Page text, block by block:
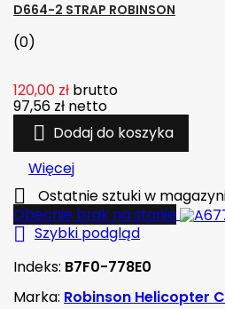
D664-2 STRAP ROBINSON
(0)
120,00 zł brutto
97,56 zł netto
 Dodaj do koszyka
Więcej

Ostatnie sztuki w
Obecnie brak na stanie
 Szybki podgląd
Indeks: B7F0-778E0
Marka: Robinson Helicopter